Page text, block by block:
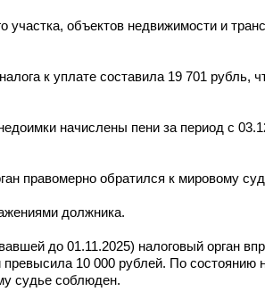
объектов недвижимости и
к уплате составила 19 701 рубль,
начислены пени за период с
правомерно обратился к мировому
должника.
до 01.11.2025) налоговый орган
10 000 рублей. По состоянию
судье соблюден.